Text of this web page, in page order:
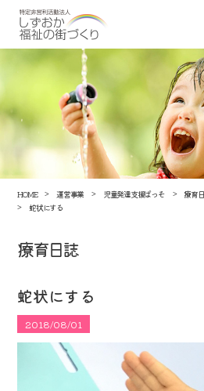
HOME 運営事業 児童発達支援ぱっそ 療育
蛇状にする
療育日誌
蛇状にする
2018/08/01